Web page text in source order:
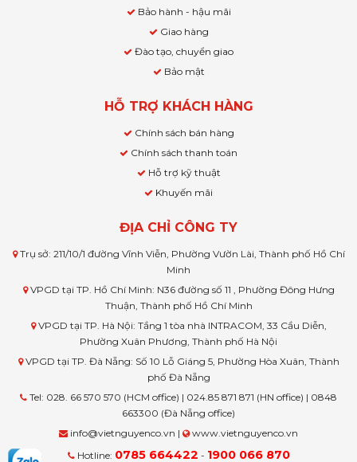
Bảo hành - hậu mãi
Giao hàng
Đào tạo, chuyển giao
Bảo mật
HỖ TRỢ KHÁCH HÀNG
Chính sách bán hàng
Chính sách thanh toán
Hỗ trợ kỹ thuật
Khuyến mãi
ĐỊA CHỈ CÔNG TY
Trụ sở: 211/10/1 đường Vĩnh Viễn, Phường Vườn Lài, Thành phố Hồ Chí
Minh
VPGD tại TP. Hồ Chí Minh: N36 đường số 11 , Phường Đông Hưng
Thuận, Thành phố Hồ Chí Minh
VPGD tại TP. Hà Nội: Tầng 1 tòa nhà INTRACOM, 33 Cầu Diễn,
Phường Xuân Phương, Thành phố Hà Nội
VPGD tại TP. Đà Nẵng: Số 10 Lỗ Giáng 5, Phường Hòa Xuân, Thành
phố Đà Nẵng
Tel: 028. 66 570 570 (HCM office) | 024.85 871 871 (HN office) | 0848
663300 (Đà Nẵng office)
info@vietnguyenco.vn |
www.vietnguyenco.vn
Hotline: 0785 664422 - 1900 066 870